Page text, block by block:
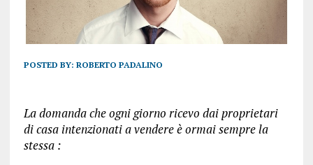
POSTED BY: ROBERTO PADALINO
La domanda che ogni giorno ricevo dai proprietari
di casa intenzionati a vendere è ormai sempre la
stessa :